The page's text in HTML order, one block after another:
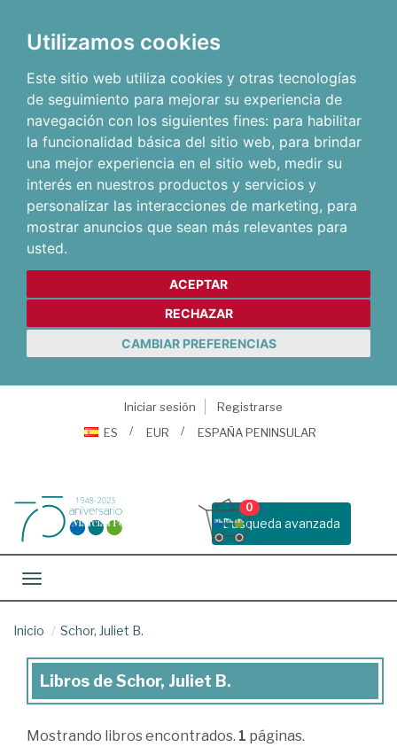
Utilizamos cookies
Este sitio web utiliza cookies y otras tecnologías
de seguimiento para mejorar su experiencia de
navegación con los siguientes fines: para habilitar
la funcionalidad básica del sitio web, para brindar
una mejor experiencia en el sitio web, medir su
interés en nuestros productos y servicios y
personalizar las interacciones de marketing, para
mostrar anuncios que sean más relevantes para
usted.
ACEPTAR
RECHAZAR
CAMBIAR PREFERENCIAS
Iniciar sesión
Registrarse
ES
EUR ESPAÑA PENINSULAR
Busqueda avanzada
0
Toggle navigation
Inicio Schor, Juliet B.
Libros
Libros de Schor, Juliet B.
Mostrando libros encontrados. 1 páginas.